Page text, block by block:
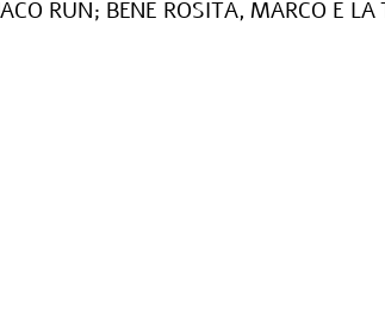
RUN; BENE ROSITA, MARCO E